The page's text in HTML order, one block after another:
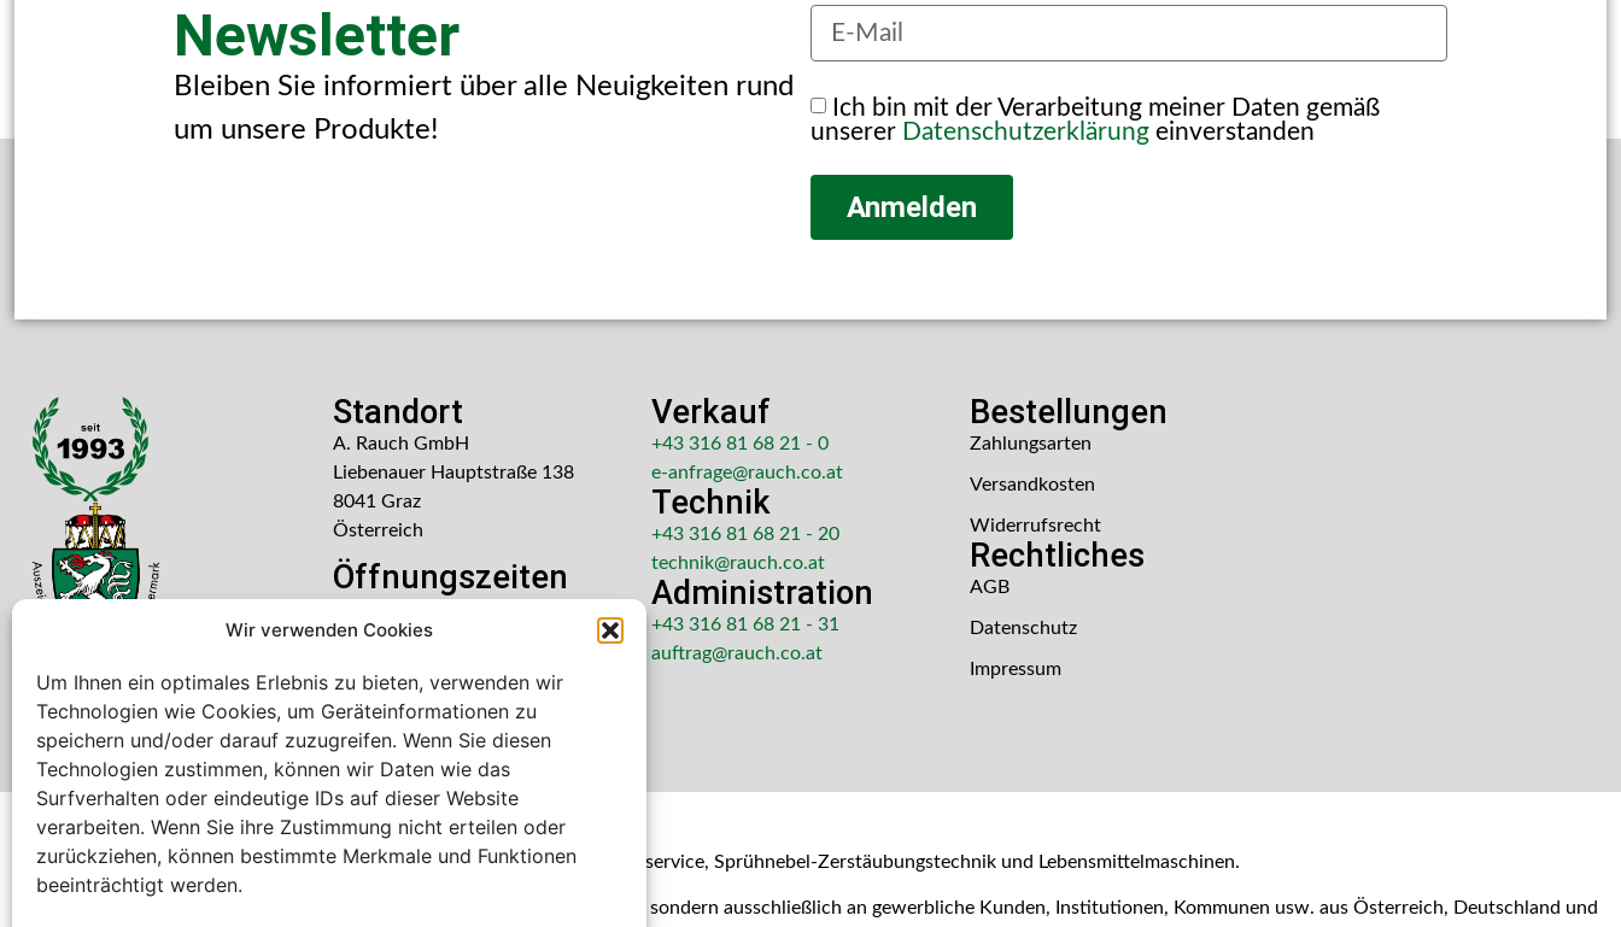
Wir verwenden Cookies
Um Ihnen ein optimales Erlebnis zu bieten, verwenden wir
Technologien wie Cookies, um Geräteinformationen zu
speichern und/oder darauf zuzugreifen. Wenn Sie diesen
Technologien zustimmen, können wir Daten wie das
Surfverhalten oder eindeutige IDs auf dieser Website
verarbeiten. Wenn Sie ihre Zustimmung nicht erteilen oder
zurückziehen, können bestimmte Merkmale und Funktionen
beeinträchtigt werden.
Newsletter
Bleiben Sie informiert über alle Neuigkeiten rund
um unsere Produkte!
Ich bin mit der Verarbeitung meiner Daten gemäß
unserer Datenschutzerklärung einverstanden
Anmelden
Standort
A. Rauch GmbH
Liebenauer Hauptstraße 138
8041 Graz
Österreich
Öffnungszeiten
Freitag: 08:00 – 14:30 Uhr
Verkauf
+43 316 81 68 21 - 0
e-anfrage@rauch.co.at
Technik
+43 316 81 68 21 - 20
technik@rauch.co.at
Administration
+43 316 81 68 21 - 31
auftrag@rauch.co.at
Bestellungen
Zahlungsarten
Versandkosten
Widerrufsrecht
Rechtliches
AGB
Datenschutz
Impressum
Bei diesem Webshop handelt es sich um einen B2B-Webshop
A. Rauch GmbH – Ihr Experte aus Österreich für Waagen, Eich- & Kalibrierservice, Sprühnebel-Zerstäubungstechnik und Lebensmittelmaschinen.
Sämtliche Angebote der A. Rauch GmbH richten sich nicht an Verbraucher, sondern ausschließlich an gewerbliche Kunden, Institutionen, Kommunen usw. aus Österreich, Deutschland und